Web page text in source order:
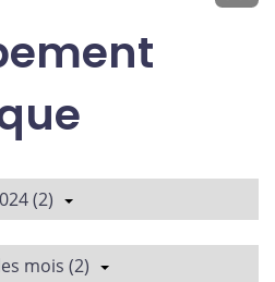
(2)
mois (2)